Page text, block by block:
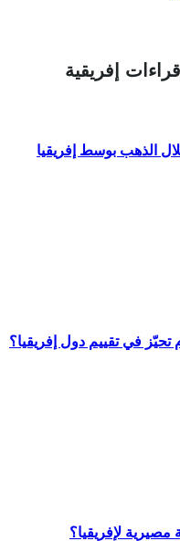
الذهب بوسط إفريقيا
تحيّز في تقييم دول إفريقيا؟
مصيرية لإفريقيا؟
إفريقية